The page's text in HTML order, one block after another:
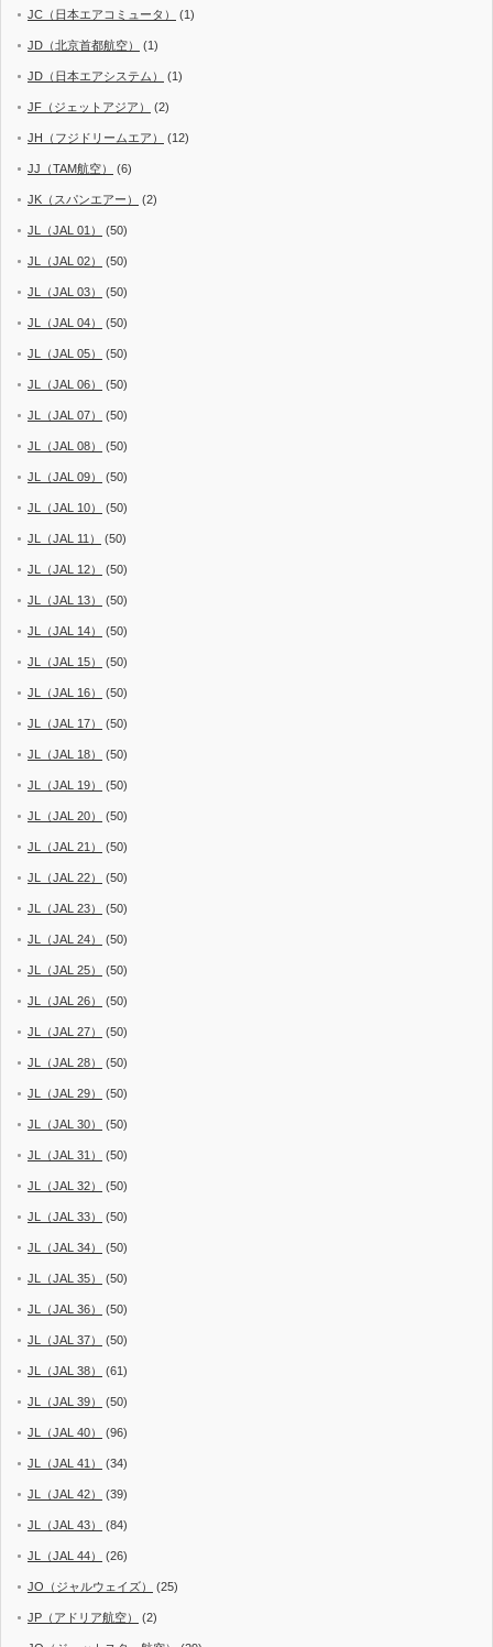
JC（日本エアコミュータ） (1)
JD（北京首都航空） (1)
JD（日本エアシステム） (1)
JF（ジェットアジア） (2)
JH（フジドリームエア） (12)
JJ（TAM航空） (6)
JK（スパンエアー） (2)
JL（JAL 01） (50)
JL（JAL 02） (50)
JL（JAL 03） (50)
JL（JAL 04） (50)
JL（JAL 05） (50)
JL（JAL 06） (50)
JL（JAL 07） (50)
JL（JAL 08） (50)
JL（JAL 09） (50)
JL（JAL 10） (50)
JL（JAL 11） (50)
JL（JAL 12） (50)
JL（JAL 13） (50)
JL（JAL 14） (50)
JL（JAL 15） (50)
JL（JAL 16） (50)
JL（JAL 17） (50)
JL（JAL 18） (50)
JL（JAL 19） (50)
JL（JAL 20） (50)
JL（JAL 21） (50)
JL（JAL 22） (50)
JL（JAL 23） (50)
JL（JAL 24） (50)
JL（JAL 25） (50)
JL（JAL 26） (50)
JL（JAL 27） (50)
JL（JAL 28） (50)
JL（JAL 29） (50)
JL（JAL 30） (50)
JL（JAL 31） (50)
JL（JAL 32） (50)
JL（JAL 33） (50)
JL（JAL 34） (50)
JL（JAL 35） (50)
JL（JAL 36） (50)
JL（JAL 37） (50)
JL（JAL 38） (61)
JL（JAL 39） (50)
JL（JAL 40） (96)
JL（JAL 41） (34)
JL（JAL 42） (39)
JL（JAL 43） (84)
JL（JAL 44） (26)
JO（ジャルウェイズ） (25)
JP（アドリア航空） (2)